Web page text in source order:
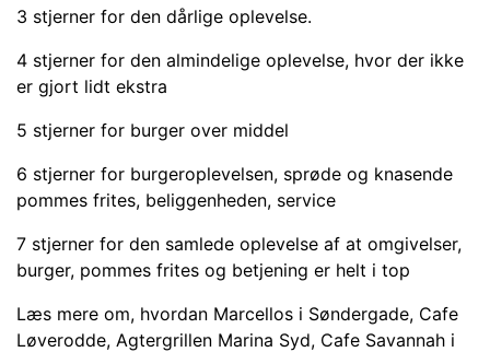
3 stjerner for den dårlige oplevelse.
4 stjerner for den almindelige oplevelse, hvor der ikke
er gjort lidt ekstra
5 stjerner for burger over middel
6 stjerner for burgeroplevelsen, sprøde og knasende
pommes frites, beliggenheden, service
7 stjerner for den samlede oplevelse af at omgivelser,
burger, pommes frites og betjening er helt i top
Læs mere om, hvordan Marcellos i Søndergade, Cafe
Løverodde, Agtergrillen Marina Syd, Cafe Savannah i